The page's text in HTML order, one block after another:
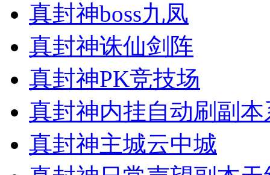
真封神boss九凤
真封神诛仙剑阵
真封神PK竞技场
真封神内挂自动刷副本
真封神主城云中城